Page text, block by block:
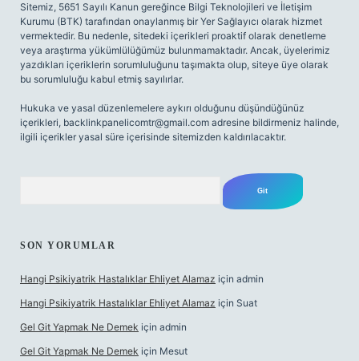
Sitemiz, 5651 Sayılı Kanun gereğince Bilgi Teknolojileri ve İletişim
Kurumu (BTK) tarafından onaylanmış bir Yer Sağlayıcı olarak hizmet
vermektedir. Bu nedenle, sitedeki içerikleri proaktif olarak denetleme
veya araştırma yükümlülüğümüz bulunmamaktadır. Ancak, üyelerimiz
yazdıkları içeriklerin sorumluluğunu taşımakta olup, siteye üye olarak
bu sorumluluğu kabul etmiş sayılırlar.
Hukuka ve yasal düzenlemelere aykırı olduğunu düşündüğünüz
içerikleri, backlinkpanelicomtr@gmail.com adresine bildirmeniz halinde,
ilgili içerikler yasal süre içerisinde sitemizden kaldırılacaktır.
SON YORUMLAR
Hangi Psikiyatrik Hastalıklar Ehliyet Alamaz için admin
Hangi Psikiyatrik Hastalıklar Ehliyet Alamaz için Suat
Gel Git Yapmak Ne Demek için admin
Gel Git Yapmak Ne Demek için Mesut